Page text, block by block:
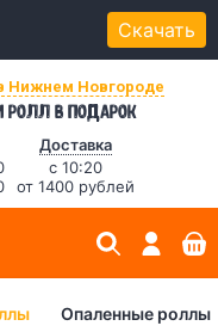
Скачать
Нижнем Новгороде
ролл в подарок
Доставка
с 10:20
от 1400 рублей
Опаленные роллы